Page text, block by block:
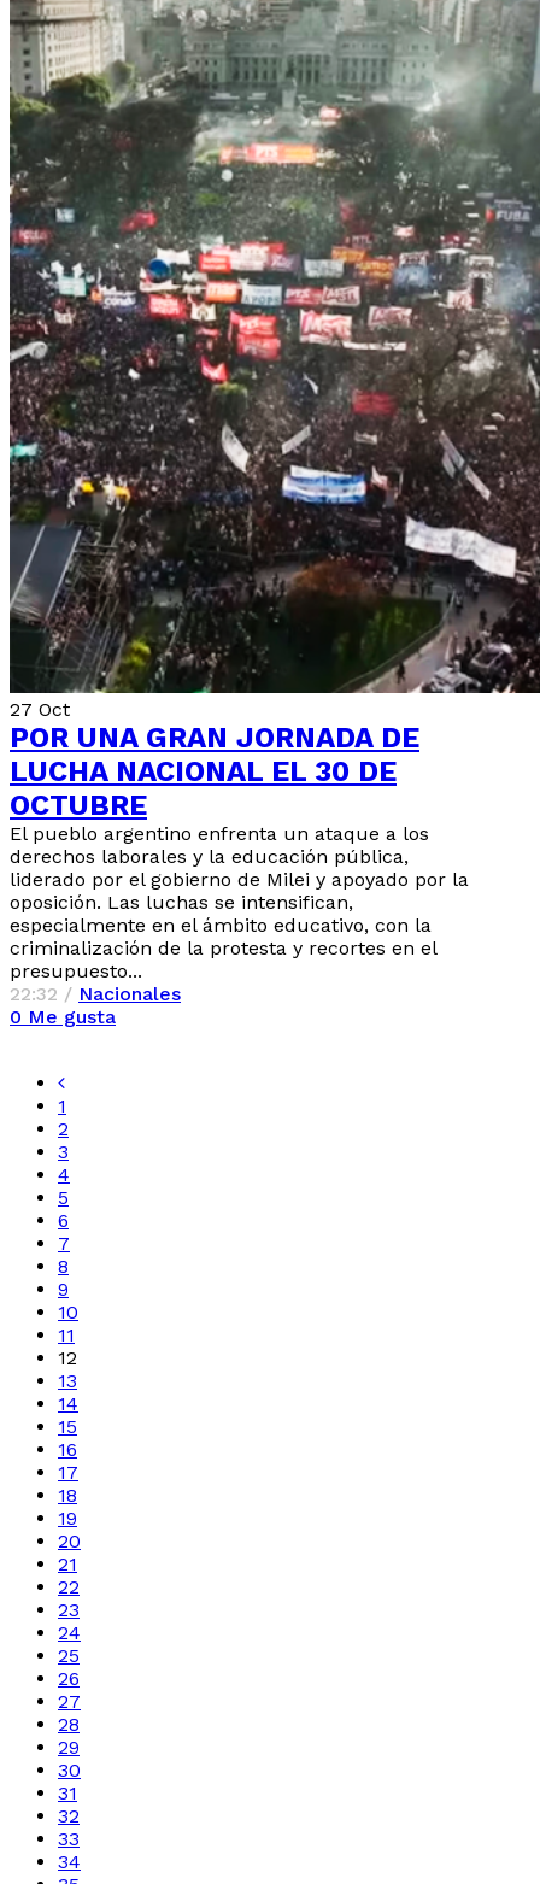
27 Oct
POR UNA GRAN JORNADA DE
LUCHA NACIONAL EL 30 DE
OCTUBRE
El pueblo argentino enfrenta un ataque a los
derechos laborales y la educación pública,
liderado por el gobierno de Milei y apoyado por la
oposición. Las luchas se intensifican,
especialmente en el ámbito educativo, con la
criminalización de la protesta y recortes en el
presupuesto...
22:32 / Nacionales
0 Me gusta
1
2
3
4
5
6
7
8
9
10
11
12
13
14
15
16
17
18
19
20
21
22
23
24
25
26
27
28
29
30
31
32
33
34